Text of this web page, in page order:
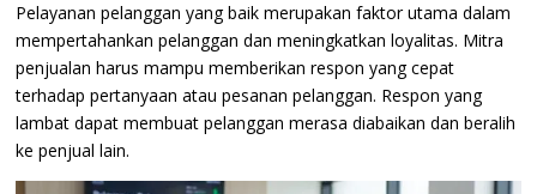
Pelayanan pelanggan yang baik merupakan faktor utama dalam
mempertahankan pelanggan dan meningkatkan loyalitas. Mitra
penjualan harus mampu memberikan respon yang cepat
terhadap pertanyaan atau pesanan pelanggan. Respon yang
lambat dapat membuat pelanggan merasa diabaikan dan beralih
ke penjual lain.